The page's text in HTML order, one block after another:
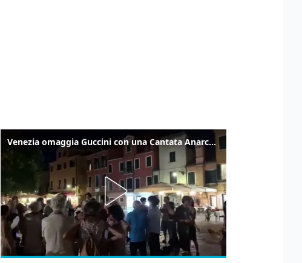
Venezia omaggia Guccini con una Cantata Anarchica in campo Santa Margherita